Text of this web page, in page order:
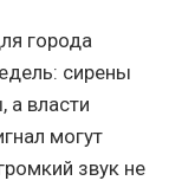
города
сирены
а власти
могут
звук не